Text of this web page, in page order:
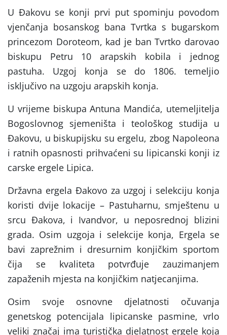
U Đakovu se konji prvi put spominju povodom
vjenčanja bosanskog bana Tvrtka s bugarskom
princezom Doroteom, kad je ban Tvrtko darovao
biskupu Petru 10 arapskih kobila i jednog
pastuha. Uzgoj konja se do 1806. temeljio
isključivo na uzgoju arapskih konja.
U vrijeme biskupa Antuna Mandića, utemeljitelja
Bogoslovnog sjemeništa i teološkog studija u
Đakovu, u biskupijsku su ergelu, zbog Napoleona
i ratnih opasnosti prihvaćeni su lipicanski konji iz
carske ergele Lipica.
Državna ergela Đakovo za uzgoj i selekciju konja
koristi dvije lokacije – Pastuharnu, smještenu u
srcu Đakova, i Ivandvor, u neposrednoj blizini
grada. Osim uzgoja i selekcije konja, Ergela se
bavi zaprežnim i dresurnim konjičkim sportom
čija se kvaliteta potvrđuje zauzimanjem
zapaženih mjesta na konjičkim natjecanjima.
Osim svoje osnovne djelatnosti očuvanja
genetskog potencijala lipicanske pasmine, vrlo
veliki značaj ima turistička djelatnost ergele koja